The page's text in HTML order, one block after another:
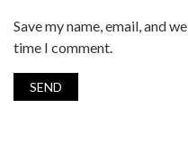
Save my name, email, and
time I comment.